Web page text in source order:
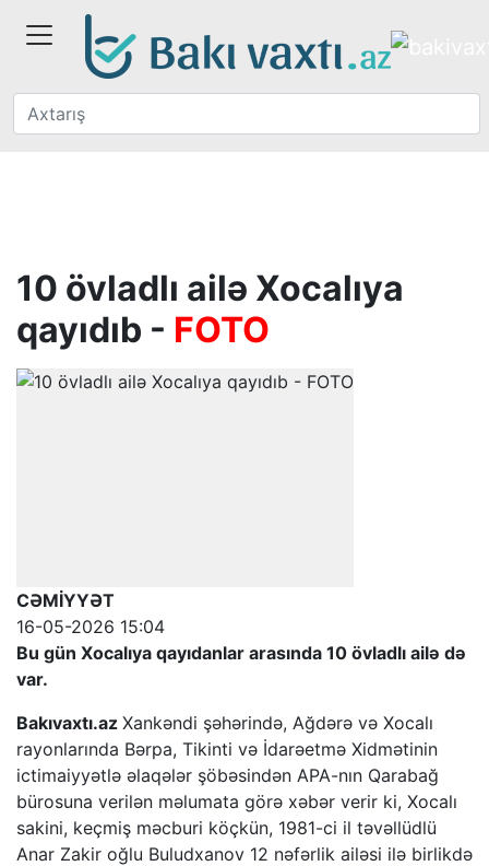
10 övladlı ailə Xocalıya
qayıdıb - FOTO
CƏMİYYƏT
16-05-2026 15:04
Bu gün Xocalıya qayıdanlar arasında 10 övladlı ailə də
var.
Bakıvaxtı.az Xankəndi şəhərində, Ağdərə və Xocalı
rayonlarında Bərpa, Tikinti və İdarəetmə Xidmətinin
ictimaiyyətlə əlaqələr şöbəsindən APA-nın Qarabağ
bürosuna verilən məlumata görə xəbər verir ki, Xocalı
sakini, keçmiş məcburi köçkün, 1981-ci il təvəllüdlü
Anar Zakir oğlu Buludxanov 12 nəfərlik ailəsi ilə birlikdə